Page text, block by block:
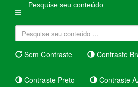
Pesquise seu conteúdo
Sem Contraste Contraste
Contraste Preto Contraste